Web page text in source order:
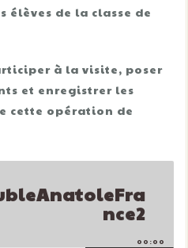
élèves de la classe de
à la visite, poser
et enregistrer les
cette opération de
nce2
00:00